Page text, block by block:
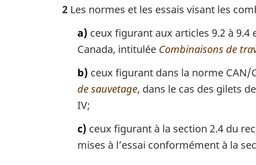
2 Les normes et les essais visant les
a) ceux figurant aux articles 9.2 à 9.4
Canada, intitulée Combinaisons de
b) ceux figurant dans la norme CAN/
de sauvetage, dans le cas des gilets
IV;
c) ceux figurant à la section 2.4 du
mises à l’essai conformément à la